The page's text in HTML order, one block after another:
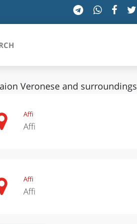
TOSCANA
VALLE D'AOSTA
Veronese and surroundings
Affi
Affi
Affi
Affi